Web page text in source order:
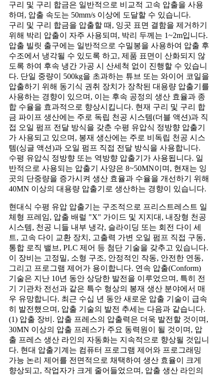
구리 및 구리 합금은 일반적으로 비교적 고속 압출을 사용
하며, 압출 속도는 50mm/s 이상에 도달할 수 있습니다.
구리 및 구리 합금을 압출할 때, 잉곳 표면 결함을 제거하기
위해 박리 압출이 자주 사용되며, 박리 두께는 1~2m입니다.
압출 빌릿 출구에는 일반적으로 수밀봉을 사용하여 압출 후
수조에서 냉각될 수 있도록 하고, 제품 표면이 산화되지 않
도록 하여 후속 냉간 가공 시 산세척 없이 진행할 수 있습니
다. 단일 중량이 500kg을 초과하는 튜브 또는 와이어 코일을
압출하기 위해 동기식 권취 장치가 장착된 대용량 압출기를
사용하는 경향이 있으며, 이는 후속 공정의 생산 효율과 종
합 수율을 효과적으로 향상시킵니다. 현재 구리 및 구리 합
금 파이프 생산에는 주로 독립 천공 시스템(더블 액션)과 직
접 오일 펌프 전달 방식을 갖춘 수평 유압식 정방향 압출기
가 사용되고 있으며, 봉재 생산에는 주로 비독립 천공 시스
템(싱글 액션)과 오일 펌프 직접 전달 방식을 사용합니다.
수평 유압식 정방향 또는 역방향 압출기가 사용됩니다. 일
반적으로 사용되는 압출기 사양은 8~50MN이며, 현재는 잉
곳의 단중량을 증가시켜 생산 효율과 수율을 개선하기 위해
40MN 이상의 대용량 압출기로 생산하는 경향이 있습니다.
현대식 수평 유압 압출기는 구조적으로 프리스트레스트 일
체형 프레임, 압출 배럴 "X" 가이드 및 지지대, 내장형 천공
시스템, 천공 니들 내부 냉각, 슬라이딩 또는 회전 다이 세
트, 고속 다이 교환 장치, 고출력 가변 오일 펌프 직접 구동,
통합 로직 밸브, PLC 제어 등 첨단 기술을 갖추고 있습니다.
이 장비는 고정밀, 소형 구조, 안정적인 작동, 안전한 연동,
그리고 프로그램 제어가 용이합니다. 연속 압출(Conform)
기술은 지난 10년 동안 상당한 발전을 이루었으며, 특히 전
기 기관차 전선과 같은 특수 형상의 봉재 생산 분야에서 매
우 유망합니다. 최근 수십 년 동안 새로운 압출 기술이 급속
히 발전했으며, 압출 기술의 발전 추세는 다음과 같습니다.
(1) 압출 장비. 압출 프레스의 압출력은 더욱 발전할 것이며,
30MN 이상의 압출 프레스가 주요 동력원이 될 것이며, 압
출 프레스 생산 라인의 자동화는 지속적으로 향상될 것입니
다. 현대 압출기계는 컴퓨터 프로그램 제어와 프로그래밍
가능 논리 제어를 전면적으로 채택하여 생산 효율이 크게
향상되고, 작업자가 크게 줄어들었으며, 압출 생산 라인의